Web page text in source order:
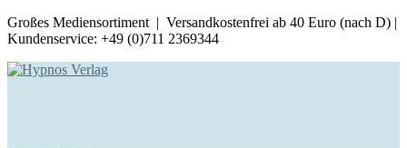
Großes Mediensortiment | Versandkostenfrei ab 40 Euro (nach D) |
Kundenservice: +49 (0)711 2369344